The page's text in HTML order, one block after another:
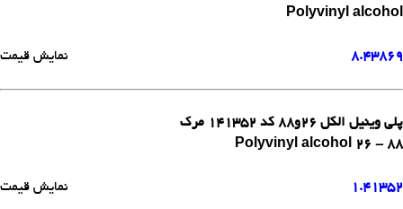
Polyvinyl alcohol
8.43869 نمایش قیمت
پلی وینیل الکل 26و88 کد 141352 مرک
Polyvinyl alcohol 26 - 88
1.41352 نمایش قیمت